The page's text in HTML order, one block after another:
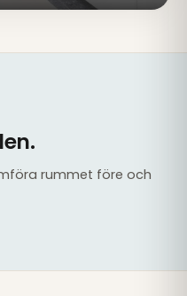
rummet före och